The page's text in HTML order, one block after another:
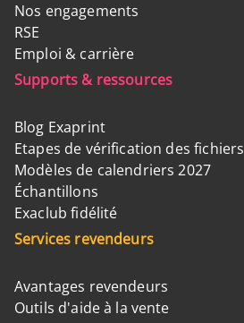
Nos engagements
RSE
Emploi & carrière
Supports & ressources
Blog Exaprint
Etapes de vérification des fichiers
Modèles de calendriers 2027
Échantillons
Exaclub fidélité
Services revendeurs
Avantages revendeurs
Outils d'aide à la vente